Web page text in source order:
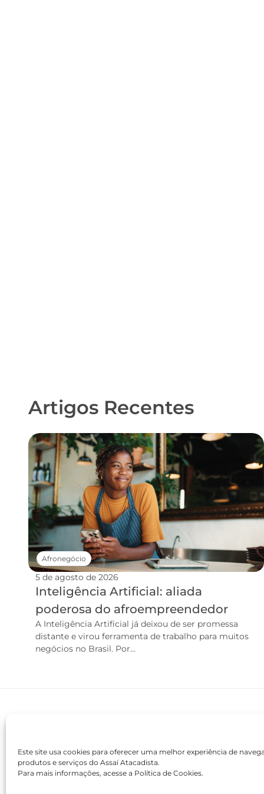
Este site usa cookies para oferecer uma melhor experiência de
produtos e serviços do Assaí Atacadista.
Para mais informações, acesse a Política de Cookies.
Artigos Recentes
5 de agosto de 2026
Inteligência Artificial: aliada
poderosa do afroempreendedor
A Inteligência Artificial já deixou de ser promessa
distante e virou ferramenta de trabalho para muitos
negócios no Brasil. Por...
Afronegócio
contato@academiaassai.com.br